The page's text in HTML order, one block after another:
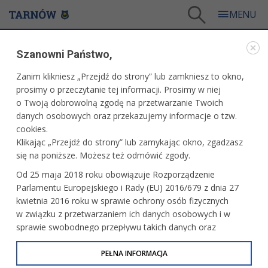
Budżet obywatelski 2015 / Aktualności Znamy wyniki głosowania na Budżet Obywatelski
WARTO PRZECZYTAĆ
ZNAMY WYNIKI GŁOSOWANIA NA BUDŻET
OBYWATELSKI
27.06.2014, 12:48 Redakcja serwisu
Znamy wyniki trzeciej edycji Budżetu
Obywatelskiego. W zakończonym 27 czerwca
głosowaniu mieszkańcy wybrali 15 inwestycji, które
zostaną zrealizowane w 2015 roku.
Szanowni Państwo,
Zanim klikniesz „Przejdź do strony” lub zamkniesz to okno,
prosimy o przeczytanie tej informacji. Prosimy w niej
o Twoją dobrowolną zgodę na przetwarzanie Twoich
danych osobowych oraz przekazujemy informacje o tzw.
cookies.
Klikając „Przejdź do strony” lub zamykając okno, zgadzasz
się na poniższe. Możesz też odmówić zgody.
Od 25 maja 2018 roku obowiązuje Rozporządzenie
Parlamentu Europejskiego i Rady (EU) 2016/679 z dnia 27
kwietnia 2016 roku w sprawie ochrony osób fizycznych
w związku z przetwarzaniem ich danych osobowych i w
sprawie swobodnego przepływu takich danych oraz
uchylenia dyrektywy 95/46/WE (określane jako RODO, GDPR
lub Ogólne Rozporządzenie o Ochronie Danych
PEŁNA INFORMACJA